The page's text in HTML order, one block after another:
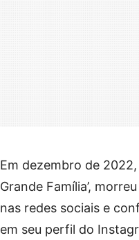
Em dezembro de
Grande Família’,
nas redes sociais e
em seu perfil do